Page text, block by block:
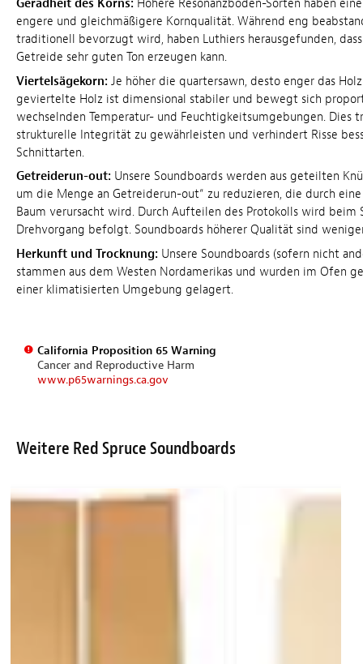
Geradheit des Korns: Höhere Resonanzboden-Sorten haben
engere und gleichmäßigere Kornqualität. Während eng
traditionell bevorzugt wird, haben Luthiers herausgefunden,
Getreide sehr guten Ton erzeugen kann.
Viertelsägekorn: Je höher die quartersawn, desto enger das
geviertelte Holz ist dimensional stabiler und bewegt sich
wechselnden Temperatur- und Feuchtigkeitsumgebungen. Dies
strukturelle Integrität zu gewährleisten und verhindert Risse
Schnittarten.
Getreiderun-out: Unsere Soundboards werden aus geteilten
um die Menge an Getreiderun-out“ zu reduzieren, die durch
Baum verursacht wird. Durch Aufteilen des Protokolls wird beim
Drehvorgang befolgt. Soundboards höherer Qualität sind
Herkunft und Trocknung: Unsere Soundboards (sofern nicht
stammen aus dem Westen Nordamerikas und wurden im Ofen
einer klimatisierten Umgebung gelagert.
California Proposition 65 Warning
Cancer and Reproductive Harm
www.p65warnings.ca.gov
Weitere Red Spruce Soundboards